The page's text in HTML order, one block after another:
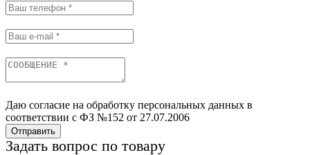
Даю согласие на обработку персональных данных в
соответствии с ФЗ №152 от 27.07.2006
Отправить
Задать вопрос по товару